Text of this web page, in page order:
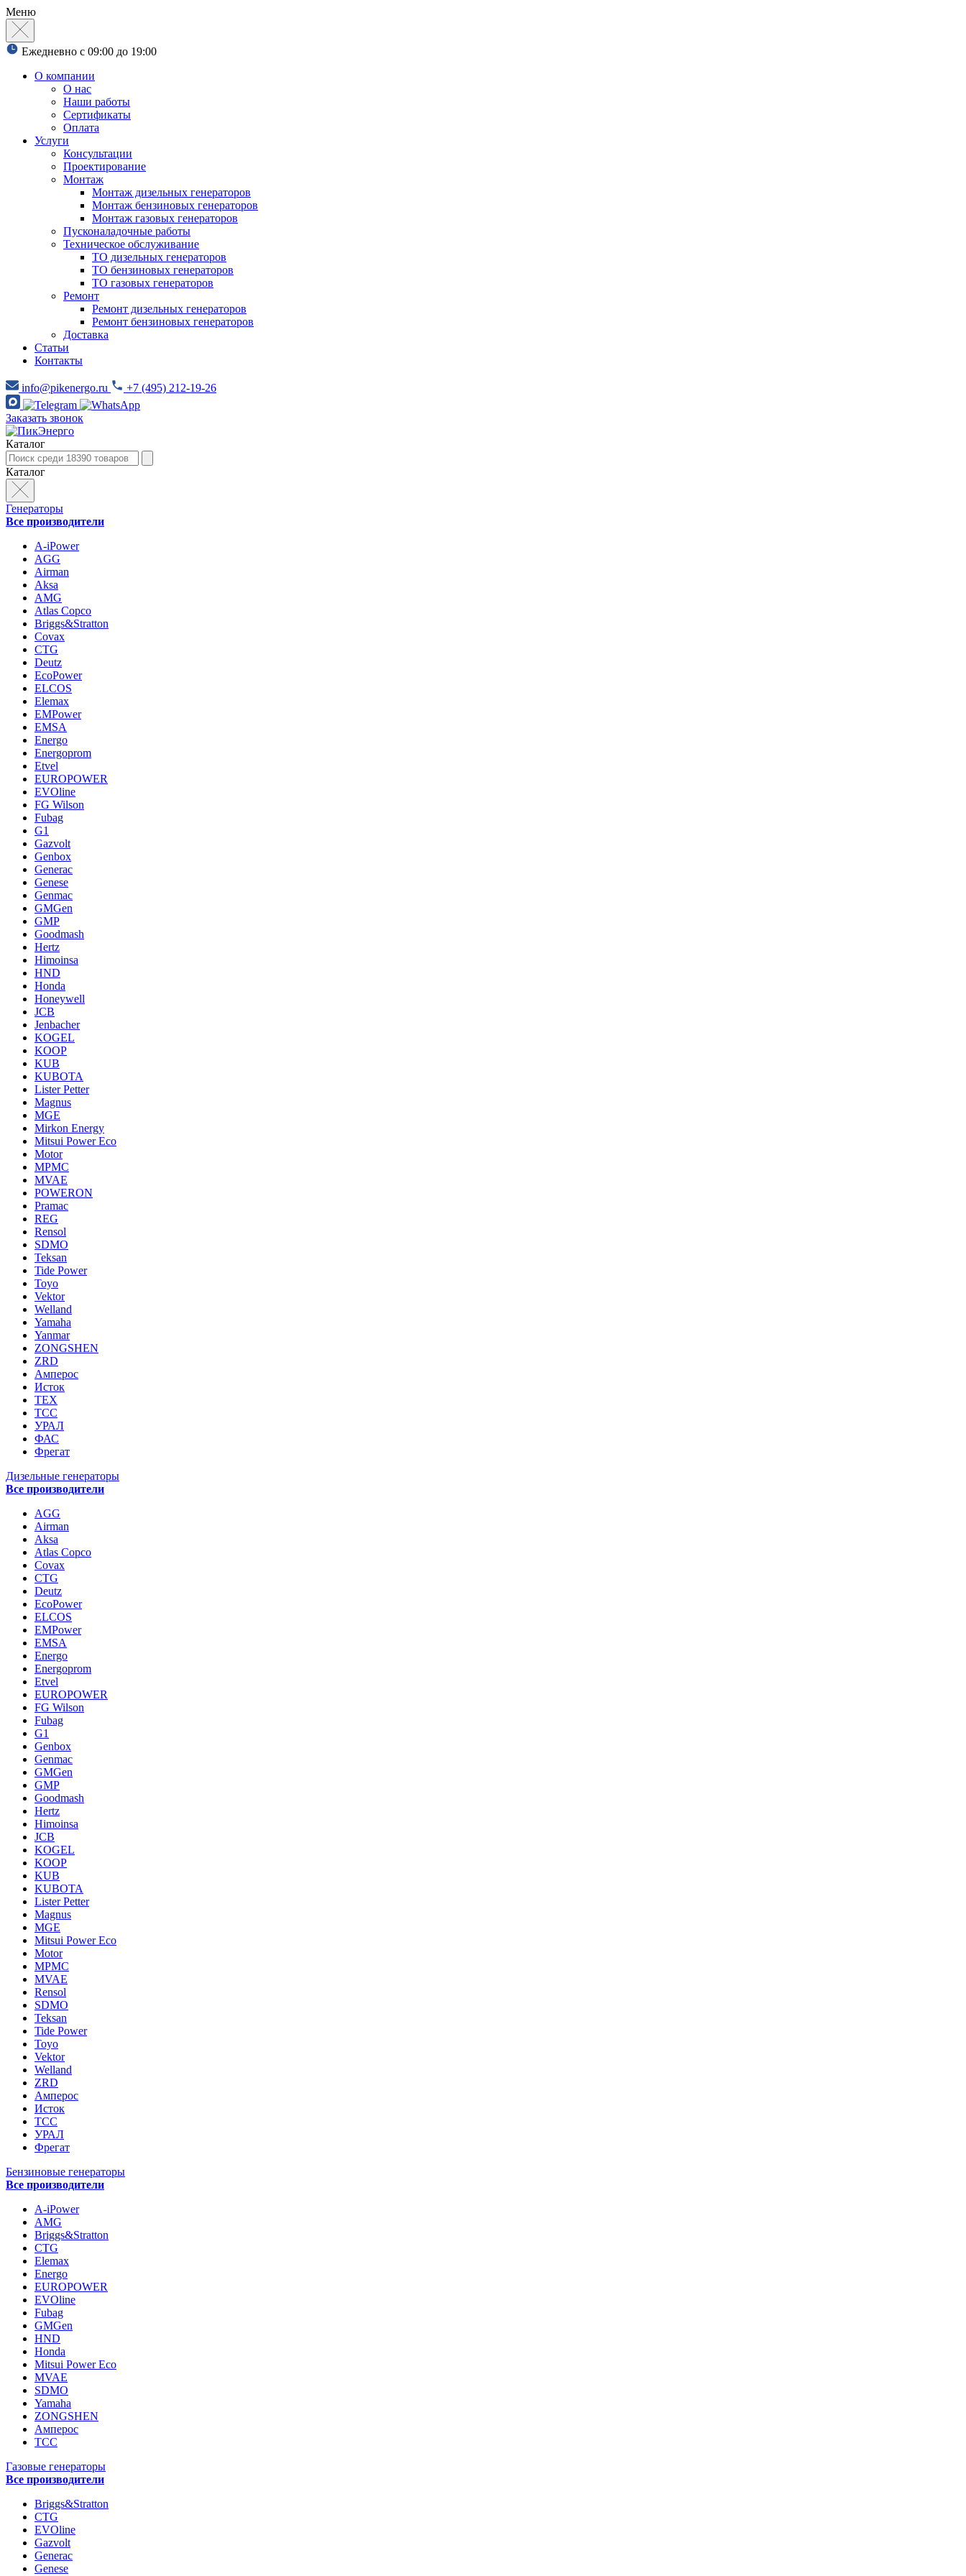
Меню
Ежедневно с 09:00 до 19:00
О компании
О нас
Наши работы
Сертификаты
Оплата
Услуги
Консультации
Проектирование
Монтаж
Монтаж дизельных генераторов
Монтаж бензиновых генераторов
Монтаж газовых генераторов
Пусконаладочные работы
Техническое обслуживание
ТО дизельных генераторов
ТО бензиновых генераторов
ТО газовых генераторов
Ремонт
Ремонт дизельных генераторов
Ремонт бензиновых генераторов
Доставка
Статьи
Контакты
info@pikenergo.ru +7 (495) 212-19-26
Заказать звонок
Каталог
Каталог
Генераторы
Все производители
A-iPower
AGG
Airman
Aksa
AMG
Atlas Copco
Briggs&Stratton
Covax
CTG
Deutz
EcoPower
ELCOS
Elemax
EMPower
EMSA
Energo
Energoprom
Etvel
EUROPOWER
EVOline
FG Wilson
Fubag
G1
Gazvolt
Genbox
Generac
Genese
Genmac
GMGen
GMP
Goodmash
Hertz
Himoinsa
HND
Honda
Honeywell
JCB
Jenbacher
KOGEL
KOOP
KUB
KUBOTA
Lister Petter
Magnus
MGE
Mirkon Energy
Mitsui Power Eco
Motor
MPMC
MVAE
POWERON
Pramac
REG
Rensol
SDMO
Teksan
Tide Power
Toyo
Vektor
Welland
Yamaha
Yanmar
ZONGSHEN
ZRD
Амперос
Исток
ТЕХ
ТСС
УРАЛ
ФАС
Фрегат
Дизельные генераторы
Все производители
AGG
Airman
Aksa
Atlas Copco
Covax
CTG
Deutz
EcoPower
ELCOS
EMPower
EMSA
Energo
Energoprom
Etvel
EUROPOWER
FG Wilson
Fubag
G1
Genbox
Genmac
GMGen
GMP
Goodmash
Hertz
Himoinsa
JCB
KOGEL
KOOP
KUB
KUBOTA
Lister Petter
Magnus
MGE
Mitsui Power Eco
Motor
MPMC
MVAE
Rensol
SDMO
Teksan
Tide Power
Toyo
Vektor
Welland
ZRD
Амперос
Исток
ТСС
УРАЛ
Фрегат
Бензиновые генераторы
Все производители
A-iPower
AMG
Briggs&Stratton
CTG
Elemax
Energo
EUROPOWER
EVOline
Fubag
GMGen
HND
Honda
Mitsui Power Eco
MVAE
SDMO
Yamaha
ZONGSHEN
Амперос
ТСС
Газовые генераторы
Все производители
Briggs&Stratton
CTG
EVOline
Gazvolt
Generac
Genese